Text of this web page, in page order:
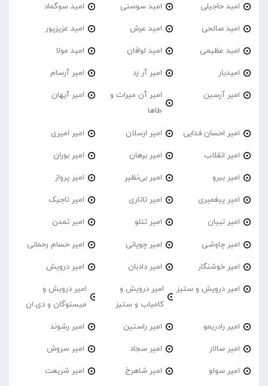
امید حاجیلی امید سوسنی امید سوگماد
امید صالحی امید عرش امید عزیزپور
امید عظیمی امید لوافان امید مولا
امیدیار امیر آر زد امیر آرسام
امیر آرسین
امیر آن میراث و
طاها
امیر آیهان
امیر احسان فدایی امیر ارسلان امیر امیری
امیر انقلاب امیر برهان امیر‌ بوران
امیر بیرو امیر بی‌نظیر امیر پرواز
امیر پیغمبری امیر تاتاری امیر تاجیک
امیر تبیان امیر تتلو امیر تمدن
امیر چاوشی امیر چوپانی امیر حسام رحمانی
امیر خوشنگار امیر دادبان امیر درویش
امیر درویش و ستیز
امیر درویش و
کامیاب و ستیز
امیر درویش و
میستوگان و دی.ان
امیر رادریمو امیر راستین امیر رشوند
امیر سالار امیر سجاد امیر سروش
امیر سولو امیر شاهرخ امیر شریعت